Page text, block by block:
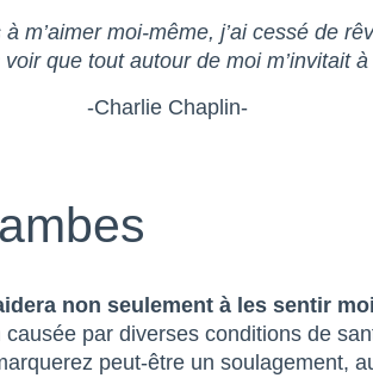
m’aimer moi-même, j’ai cessé de
que tout autour de moi m’invitait
-Charlie Chaplin-
non seulement à les sentir
causée par diverses conditions de
peut-être un soulagement,